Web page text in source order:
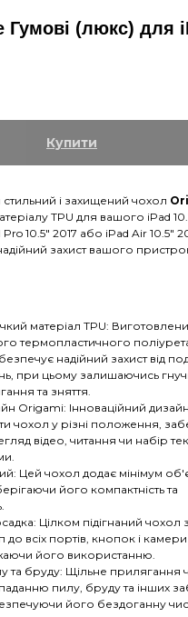
Гумові (люкс) для
Купити
і захищений чохол
TPU для вашого iPad
10.5" 2017 або iPad Air 10.5"
захист вашого
матеріал TPU:
термопластичного
надійний захист від
при цьому залишаючись
та зняття.
Origami: Інноваційний
чохол у різні положення,
відео, читання чи набір
Цей чохол додає мінімум
його компактність та
Цілком підігнаний чохол
до всіх портів, кнопок і
його використанню.
та бруду: Щільне прилягання
пилу, бруду та інших
його бездоганну